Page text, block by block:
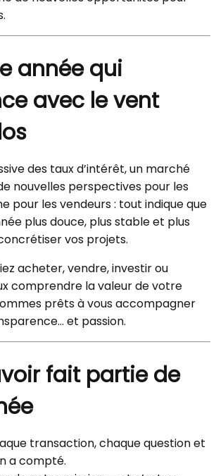
année qui
avec le vent
des taux d’intérêt, un marché
nouvelles perspectives pour les
pour les vendeurs : tout indique que
plus douce, plus stable et plus
vos projets.
acheter, vendre, investir ou
comprendre la valeur de votre
prêts à vous accompagner
et passion.
fait partie de
transaction, chaque question et
a compté.